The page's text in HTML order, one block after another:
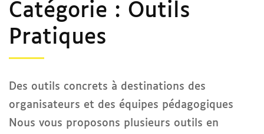
Catégorie : Outils
Pratiques
Des outils concrets à destinations des
organisateurs et des équipes pédagogiques
Nous vous proposons plusieurs outils en